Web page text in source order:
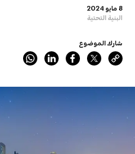
8 مايو 2024
البنية التحتية
شارك الموضوع